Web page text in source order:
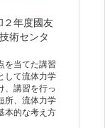
２年度國友
術センタ
を当てた講習
して流体力学
、講習を行っ
所、流体力学
本的な考え方